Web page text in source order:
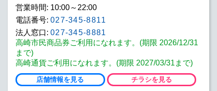
営業時間: 10:00～22:00
電話番号: 027-345-8811
法人窓口: 027-345-8881
高崎市民商品券ご利用になれます。(期限 2026/12/31
まで)
高崎通貨ご利用になれます。(期限 2027/03/31まで)
店舗情報を見る チラシを見る